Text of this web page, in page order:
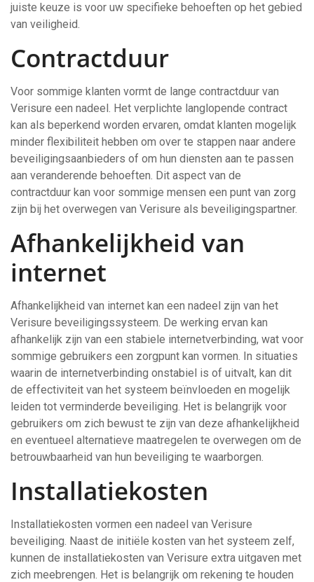
juiste keuze is voor uw specifieke behoeften op het gebied
van veiligheid.
Contractduur
Voor sommige klanten vormt de lange contractduur van
Verisure een nadeel. Het verplichte langlopende contract
kan als beperkend worden ervaren, omdat klanten mogelijk
minder flexibiliteit hebben om over te stappen naar andere
beveiligingsaanbieders of om hun diensten aan te passen
aan veranderende behoeften. Dit aspect van de
contractduur kan voor sommige mensen een punt van zorg
zijn bij het overwegen van Verisure als beveiligingspartner.
Afhankelijkheid van
internet
Afhankelijkheid van internet kan een nadeel zijn van het
Verisure beveiligingssysteem. De werking ervan kan
afhankelijk zijn van een stabiele internetverbinding, wat voor
sommige gebruikers een zorgpunt kan vormen. In situaties
waarin de internetverbinding onstabiel is of uitvalt, kan dit
de effectiviteit van het systeem beïnvloeden en mogelijk
leiden tot verminderde beveiliging. Het is belangrijk voor
gebruikers om zich bewust te zijn van deze afhankelijkheid
en eventueel alternatieve maatregelen te overwegen om de
betrouwbaarheid van hun beveiliging te waarborgen.
Installatiekosten
Installatiekosten vormen een nadeel van Verisure
beveiliging. Naast de initiële kosten van het systeem zelf,
kunnen de installatiekosten van Verisure extra uitgaven met
zich meebrengen. Het is belangrijk om rekening te houden